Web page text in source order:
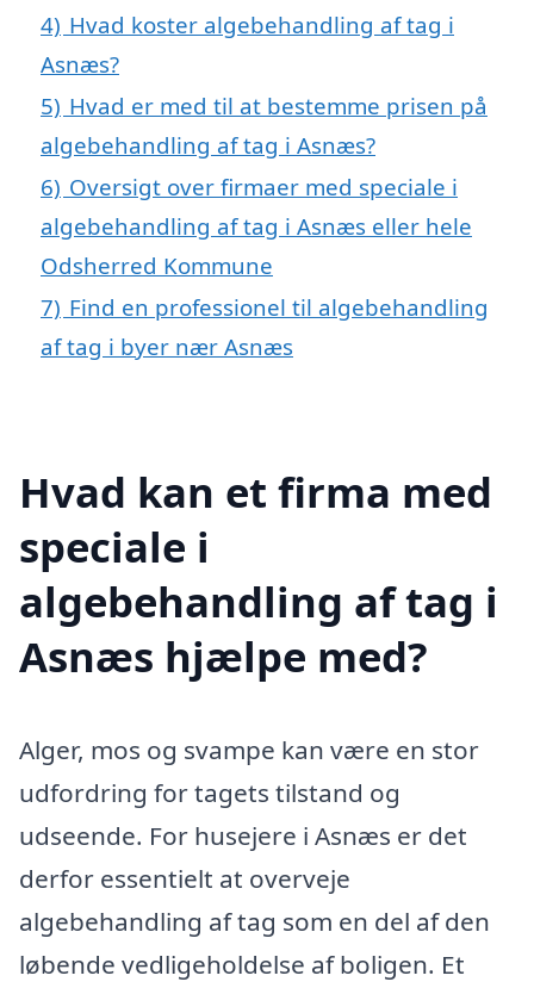
4) Hvad koster algebehandling af tag i
Asnæs?
5) Hvad er med til at bestemme prisen på
algebehandling af tag i Asnæs?
6) Oversigt over firmaer med speciale i
algebehandling af tag i Asnæs eller hele
Odsherred Kommune
7) Find en professionel til algebehandling
af tag i byer nær Asnæs
Hvad kan et firma med
speciale i
algebehandling af tag i
Asnæs hjælpe med?
Alger, mos og svampe kan være en stor
udfordring for tagets tilstand og
udseende. For husejere i Asnæs er det
derfor essentielt at overveje
algebehandling af tag som en del af den
løbende vedligeholdelse af boligen. Et